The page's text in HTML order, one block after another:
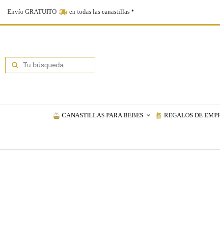
Envío GRATUITO en todas las canastillas *
CANASTILLAS PARA BEBES REGALOS DE